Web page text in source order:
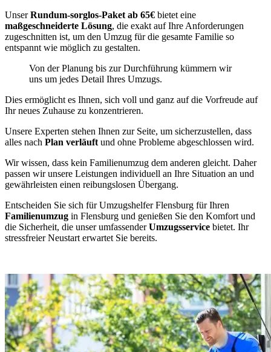
UnserRundum-sorglos-Paket ab 65€ bietet eine
maßgeschneiderte Lösung, die exakt auf Ihre Anforderungen
zugeschnitten ist, um den Umzug für die gesamte Familie so
entspannt wie möglich zu gestalten.
Von der Planung bis zur Durchführung kümmern wir
uns um jedes Detail Ihres Umzugs.
Dies ermöglicht es Ihnen, sich voll und ganz auf die Vorfreude auf
Ihr neues Zuhause zu konzentrieren.
Unsere Experten stehen Ihnen zur Seite, um sicherzustellen, dass
alles nach Plan verläuft und ohne Probleme abgeschlossen wird.
Wir wissen, dass kein Familienumzug dem anderen gleicht. Daher
passen wir unsere Leistungen individuell an Ihre Situation an und
gewährleisten einen reibungslosen Übergang.
Entscheiden Sie sich für Umzugshelfer Flensburg für Ihren
Familienumzug in Flensburg und genießen Sie den Komfort und
die Sicherheit, die unser umfassenderUmzugsservice bietet. Ihr
stressfreier Neustart erwartet Sie bereits.